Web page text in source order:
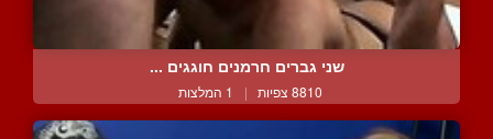
שני גברים חרמנים חוגגים ...
8810 צפיות | 1 המלצות